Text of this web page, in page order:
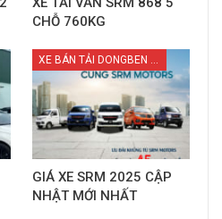
CHỖ 760KG
GIÁ XE SRM 2025 CẬP
NHẬT MỚI NHẤT